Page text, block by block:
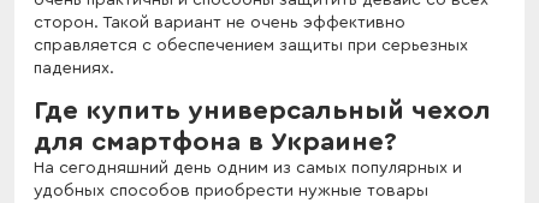
сторон. Такой вариант не очень эффективно
справляется с обеспечением защиты при серьезных
падениях.
Где купить универсальный чехол
для смартфона в Украине?
На сегодняшний день одним из самых популярных и
удобных способов приобрести нужные товары